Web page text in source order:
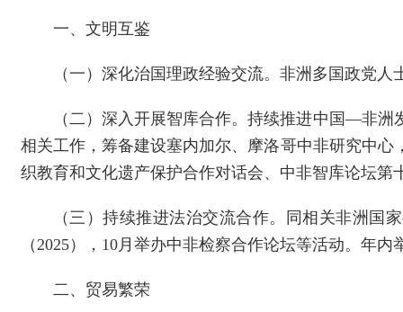
一、文明互鉴
（一）深化治国理政经验交流。非洲多国政党
（二）深入开展智库合作。持续推进中国—非
相关工作，筹备建设塞内加尔、摩洛哥中非研究中
织教育和文化遗产保护合作对话会、中非智库论坛
（三）持续推进法治交流合作。同相关非洲
（2025），10月举办中非检察合作论坛等活动。年
二、贸易繁荣